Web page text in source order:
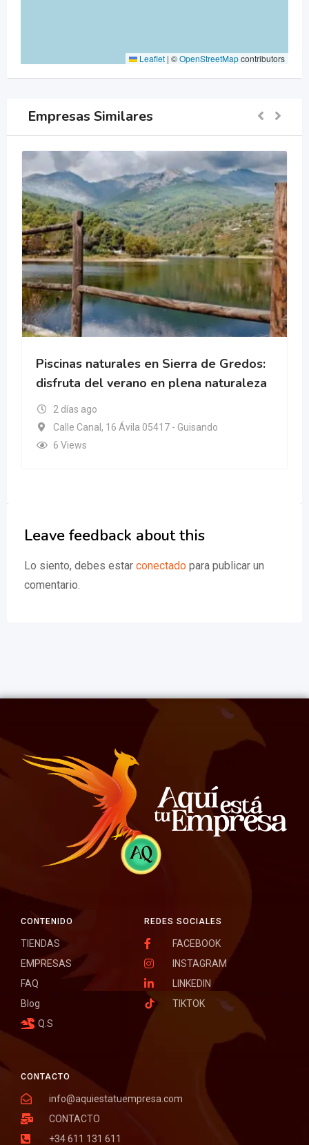
Leaflet | ©OpenStreetMapcontributors
Empresas Similares
Piscinas naturales en Sierra de Gredos:
disfruta del verano en plena naturaleza
2 días ago
Calle Canal, 16 Ávila 05417 - Guisando
6 Views
Leave feedback about this
Lo siento, debes estar conectado para publicar un
comentario.
CONTACTO
info@aquiestatuempresa.com
CONTACTO
+34 611 131 611
REDES SOCIALES
FACEBOOK
INSTAGRAM
LINKEDIN
TIKTOK
CONTENIDO
TIENDAS
EMPRESAS
FAQ
Blog
Q.S